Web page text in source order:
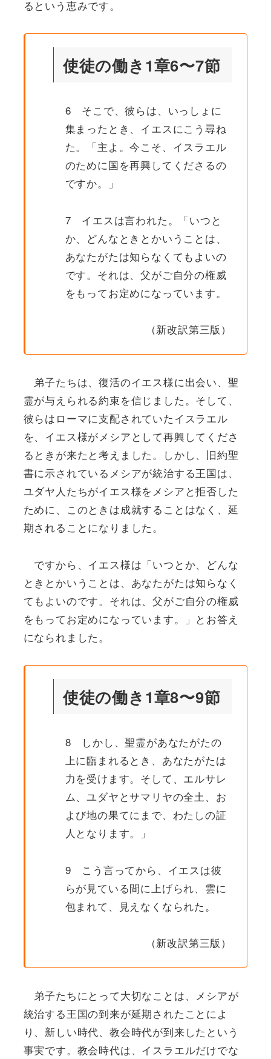
るという恵みです。
使徒の働き1章6〜7節
6 そこで、彼らは、いっしょに
集まったとき、イエスにこう尋ね
た。「主よ。今こそ、イスラエル
のために国を再興してくださるの
ですか。」
7 イエスは言われた。「いつと
か、どんなときとかいうことは、
あなたがたは知らなくてもよいの
です。それは、父がご自分の権威
をもってお定めになっています。
（新改訳第三版）
弟子たちは、復活のイエス様に出会い、聖
霊が与えられる約束を信じました。そして、
彼らはローマに支配されていたイスラエル
を、イエス様がメシアとして再興してくださ
るときが来たと考えました。しかし、旧約聖
書に示されているメシアが統治する王国は、
ユダヤ人たちがイエス様をメシアと拒否した
ために、このときは成就することはなく、延
期されることになりました。
ですから、イエス様は「いつとか、どんな
ときとかいうことは、あなたがたは知らなく
てもよいのです。それは、父がご自分の権威
をもってお定めになっています。」とお答え
になられました。
使徒の働き1章8〜9節
8 しかし、聖霊があなたがたの
上に臨まれるとき、あなたがたは
力を受けます。そして、エルサレ
ム、ユダヤとサマリヤの全土、お
よび地の果てにまで、わたしの証
人となります。」
9 こう言ってから、イエスは彼
らが見ている間に上げられ、雲に
包まれて、見えなくなられた。
（新改訳第三版）
弟子たちにとって大切なことは、メシアが
統治する王国の到来が延期されたことによ
り、新しい時代、教会時代が到来したという
事実です。教会時代は、イスラエルだけでな